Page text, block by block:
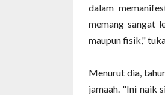
dalam
memang sangat
maupun fisik,"
Menurut dia,
jamaah. "Ini naik